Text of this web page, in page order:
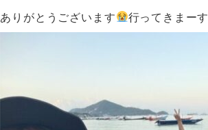
ありがとうございます 行ってきまーす